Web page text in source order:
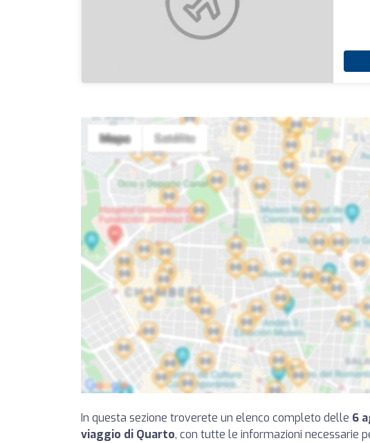
In questa sezione troverete un elenco completo delle 6
viaggio di Quarto, con tutte le informazioni necessarie